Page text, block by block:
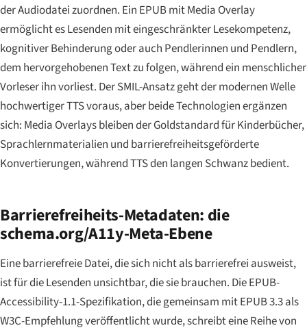
der Audiodatei zuordnen. Ein EPUB mit Media Overlay
ermöglicht es Lesenden mit eingeschränkter Lesekompetenz,
kognitiver Behinderung oder auch Pendlerinnen und Pendlern,
dem hervorgehobenen Text zu folgen, während ein menschlicher
Vorleser ihn vorliest. Der SMIL-Ansatz geht der modernen Welle
hochwertiger TTS voraus, aber beide Technologien ergänzen
sich: Media Overlays bleiben der Goldstandard für Kinderbücher,
Sprachlernmaterialien und barrierefreiheitsgeförderte
Konvertierungen, während TTS den langen Schwanz bedient.
Barrierefreiheits-Metadaten: die
schema.org/A11y-Meta-Ebene
Eine barrierefreie Datei, die sich nicht als barrierefrei ausweist,
ist für die Lesenden unsichtbar, die sie brauchen. Die EPUB-
Accessibility-1.1-Spezifikation, die gemeinsam mit EPUB 3.3 als
W3C-Empfehlung veröffentlicht wurde, schreibt eine Reihe von